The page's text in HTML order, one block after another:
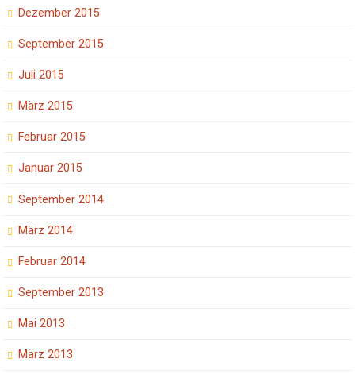
Dezember 2015
September 2015
Juli 2015
März 2015
Februar 2015
Januar 2015
September 2014
März 2014
Februar 2014
September 2013
Mai 2013
März 2013